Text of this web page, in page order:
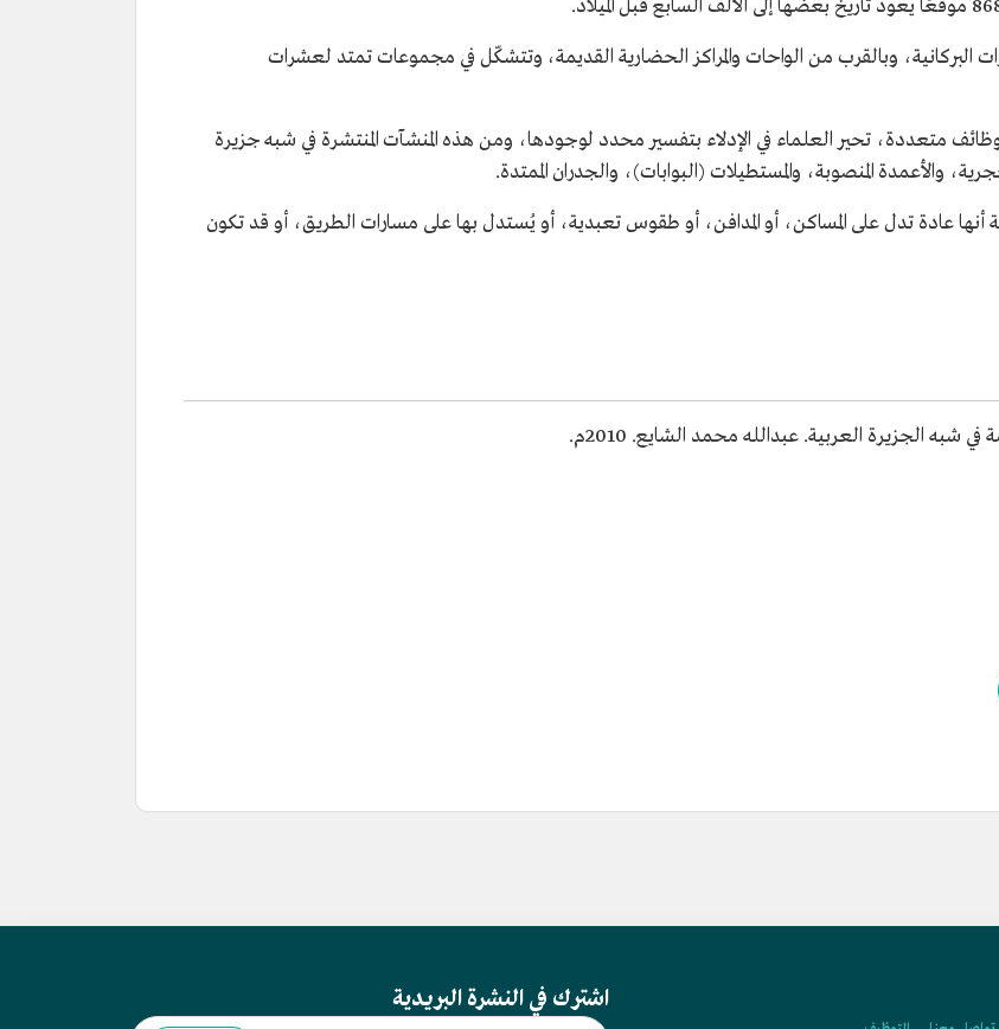
البركانية، وبالقرب من الواحات والمراكز الحضارية القديمة، وتتشكّل في مجموعات تمتد لعشرات
متعددة، تحير العلماء في الإدلاء بتفسير محدد لوجودها، ومن هذه المنشآت المنتشرة في شبه جزيرة
والأعمدة المنصوبة، والمستطيلات (البوابات)، والجدران الممتدة.
عادة تدل على المساكن، أو المدافن، أو طقوس تعبدية، أو يُستدل بها على مسارات الطريق، أو قد تكون
الجزيرة العربية. عبدالله محمد الشايع. 2010م.
اشترك في النشرة البريدية